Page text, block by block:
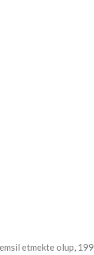
etmekte olup,